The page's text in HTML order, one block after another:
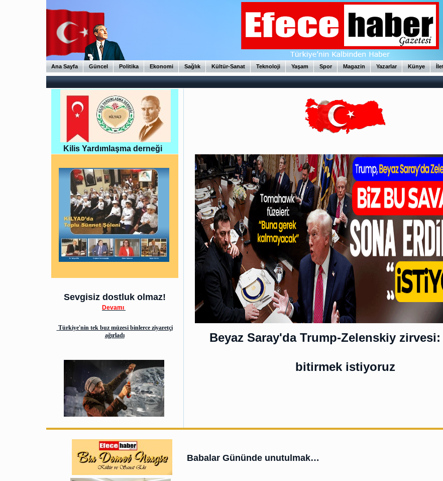
Ana Sayfa Güncel Politika Ekonomi Sağlık Kültür-Sanat Teknoloji Yaşam Spor Magazin Yazarlar Künye
Kilis Yardımlaşma derneği
Sevgisiz dostluk olmaz!
Devamı
Türkiye'nin tek buz müzesi binlerce ziyaretçi
ağırladı
Beyaz Saray'da Trump-Zelenskiy zirvesi:
bitirmek istiyoruz
Babalar Gününde unutulmak…